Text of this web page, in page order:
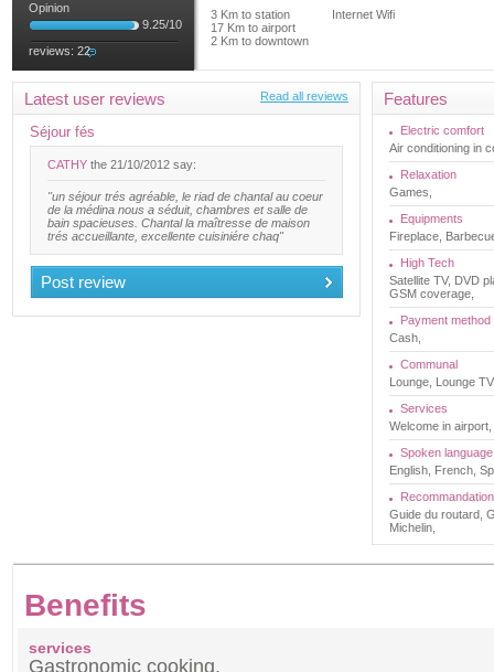
Opinion
9.25/10
reviews: 22
3 Km to station
17 Km to airport
2 Km to downtown
Internet Wifi
Features
Electric comfort
Air conditioning in
Relaxation
Games,
Equipments
Fireplace,
High Tech
Satellite TV, DVD
GSM coverage,
Payment method
Cash,
Communal
Lounge, Lounge
Services
Welcome in airport,
Spoken language
English, French,
Recommandation
Guide du routard,
Michelin,
Latest user reviews Read all reviews
Séjour fés
CATHY the 21/10/2012 say:
"un séjour trés agréable, le riad de chantal au coeur
de la médina nous a séduit, chambres et salle de
bain spacieuses. Chantal la maîtresse de maison
trés accueillante, excellente cuisiniére chaq"
Post review
Benefits
services
Gastronomic cooking.